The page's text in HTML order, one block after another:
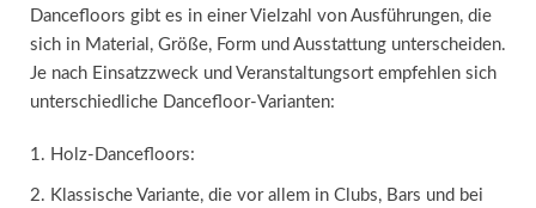
Dancefloors gibt es in einer Vielzahl von Ausführungen, die
sich in Material, Größe, Form und Ausstattung unterscheiden.
Je nach Einsatzzweck und Veranstaltungsort empfehlen sich
unterschiedliche Dancefloor-Varianten:
Holz-Dancefloors:
Klassische Variante, die vor allem in Clubs, Bars und bei